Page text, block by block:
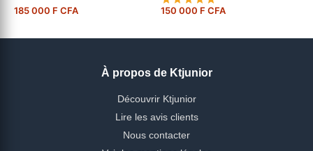
185 000 F CFA 150 000 F CFA
À propos de Ktjunior
Découvrir Ktjunior
Lire les avis clients
Nous contacter